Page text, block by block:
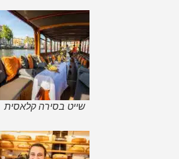
שייט בסירה קלאסית